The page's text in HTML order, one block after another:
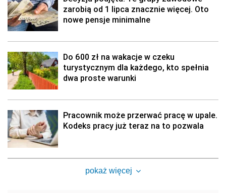
zarobią od 1 lipca znacznie więcej. Oto
nowe pensje minimalne
Do 600 zł na wakacje w czeku
turystycznym dla każdego, kto spełnia
dwa proste warunki
Pracownik może przerwać pracę w upale.
Kodeks pracy już teraz na to pozwala
pokaż więcej